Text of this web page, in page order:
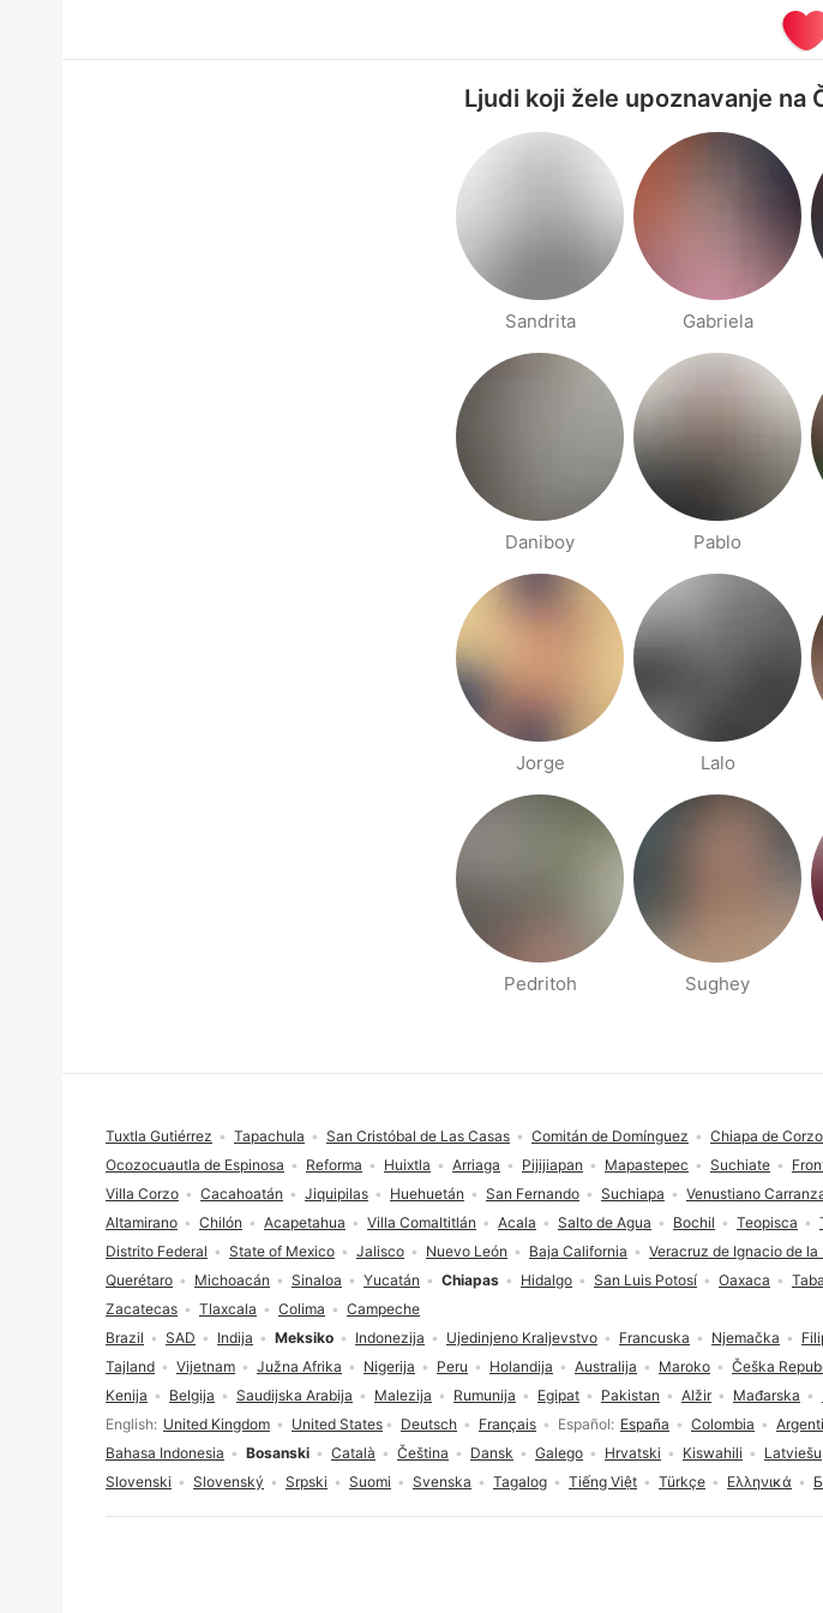
Ljudi koji žele upoznavanje na
Sandrita Gabriela
Daniboy Pablo
Jorge Lalo
Pedritoh Sughey
Izbor jezika
English United Kingdom United States Deutsch Français Español España Colombia
Bahasa Indonesia
Bosanski Català Čeština Dansk Galego Hrvatski Kiswahili Latviešu
Slovenski
Slovenský Srpski Suomi Svenska Tagalog Tiếng Việt Türkçe Ελληνικά
Brazil SAD Indija Meksiko Indonezija Ujedinjeno Kraljevstvo Francuska Njemačka
Tajland
Vijetnam Južna Afrika Nigerija Peru Holandija Australija Maroko Češka
Kenija
Belgija Saudijska Arabija Malezija Rumunija Egipat Pakistan Alžir Mađarska
Distrito Federal State of Mexico Jalisco Nuevo León Baja California Veracruz de Ignacio de la
Querétaro
Michoacán Sinaloa Yucatán Chiapas Hidalgo San Luis Potosí Oaxaca
Zacatecas
Tlaxcala Colima Campeche
Tuxtla Gutiérrez Tapachula San Cristóbal de Las Casas Comitán de Domínguez Chiapa de Corzo
Ocozocuautla de Espinosa
Reforma Huixtla Arriaga Pijijiapan Mapastepec Suchiate
Villa Corzo
Cacahoatán Jiquipilas Huehuetán San Fernando Suchiapa Venustiano
Altamirano
Chilón Acapetahua Villa Comaltitlán Acala Salto de Agua Bochil Teopisca